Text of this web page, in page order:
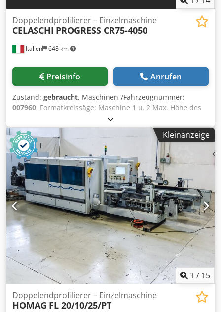
Italien 648 km
Doppelendprofilierer – Einzelmaschine
CELASCHI PROGRESS CR75-4050
Preisinfo Anrufen
Zustand: gebraucht, Maschinen-/Fahrzeugnummer:
007960, Formatkreissäge: Maschine 1 u. 2 Max. Höhe des
Paneels: 200 mm Max. Vortriebsgeschwindigkeit: 36 m/min
Abstand zwischen den Klinken: 450 mm Chodpfx Aiewl
Dniopoa
Kleinanzeige
1 / 15
Doppelendprofilierer – Einzelmaschine
HOMAG FL 20/10/25/PT